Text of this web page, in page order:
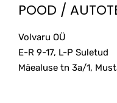
POOD /
Volvaru OÜ
E-R 9-17, L-P Suletud
Mäealuse tn 3a/1,